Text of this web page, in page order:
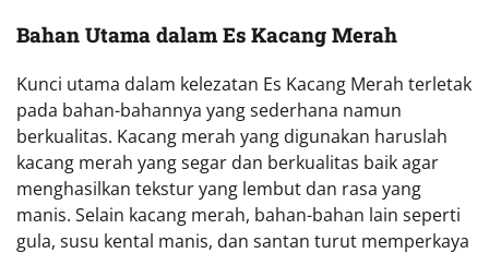
Bahan Utama dalam Es Kacang Merah
Kunci utama dalam kelezatan Es Kacang Merah terletak
pada bahan-bahannya yang sederhana namun
berkualitas. Kacang merah yang digunakan haruslah
kacang merah yang segar dan berkualitas baik agar
menghasilkan tekstur yang lembut dan rasa yang
manis. Selain kacang merah, bahan-bahan lain seperti
gula, susu kental manis, dan santan turut memperkaya